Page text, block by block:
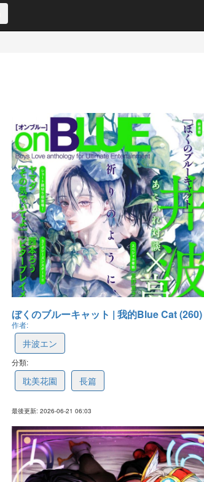
ぼくのブルーキャット | 我的Blue Cat (260)
作者:
井波エン
分類:
耽美花園 長篇
最後更新: 2026-06-21 06:03